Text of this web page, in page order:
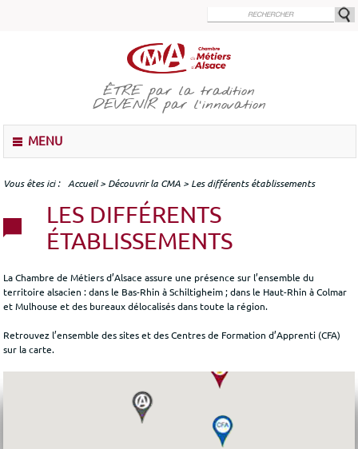
principal
ÊTREpar la tradition
DEVENIRpar l'innovation
u
MENU
Vous êtes ici Accueil> Découvrir la CMA > Les différents établissements
LES DIFFÉRENTS
ÉTABLISSEMENTS
La Chambre de Métiers d’Alsace assure une présence sur l’ensemble du
territoire alsacien : dans le Bas-Rhin à Schiltigheim ; dans le Haut-Rhin à Colmar
et Mulhouse et des bureaux délocalisés dans toute la région.
Retrouvez l’ensemble des sites et des Centres de Formation d’Apprenti (CFA)
sur la carte.